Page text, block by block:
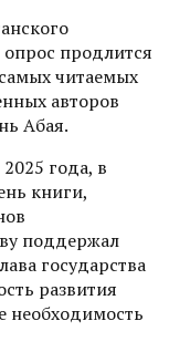
опрос продлится
читаемых
авторов
Абая.
года, в
книги,
поддержал
государства
развития
необходимость